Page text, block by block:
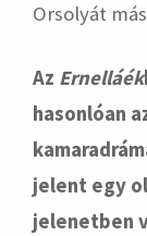
Orsolyát
Az Ernelláék
hasonlóan
jelent egy
jelenetben